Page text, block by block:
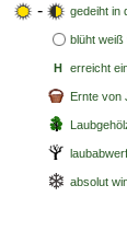
- gedeiht in
blüht weiß
H erreicht
Ernte von
absolut